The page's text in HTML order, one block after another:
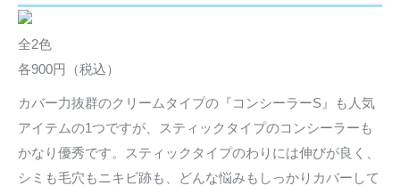
全2色
各900円（税込）
カバー力抜群のクリームタイプの『コンシーラーS』も人気
アイテムの1つですが、スティックタイプのコンシーラーも
かなり優秀です。スティックタイプのわりには伸びが良く、
シミも毛穴もニキビ跡も、どんな悩みもしっかりカバーして